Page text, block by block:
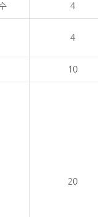
4
4
10
20